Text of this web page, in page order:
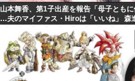
山本舞香、第1子出産を報告「母子ともに
…夫のマイファス・Hiroは「いいね」 森